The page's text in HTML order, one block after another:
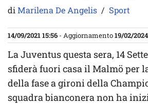
diMarilena De Angelis Sport
14/09/2021 15:56 - Aggiornamento19/02/
La Juventus questa sera, 14
sfiderà fuori casa il Malmö per
della fase a gironi della
squadra bianconera non ha